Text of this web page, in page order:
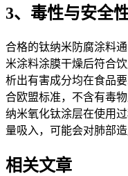
3、毒性与安全
合格的钛纳米防腐涂料
米涂料涂膜干燥后符合
析出有害成分均在食品
合欧盟标准，不含有毒
纳米氧化钛涂层在使用
量吸入，可能会对肺部造
相关文章